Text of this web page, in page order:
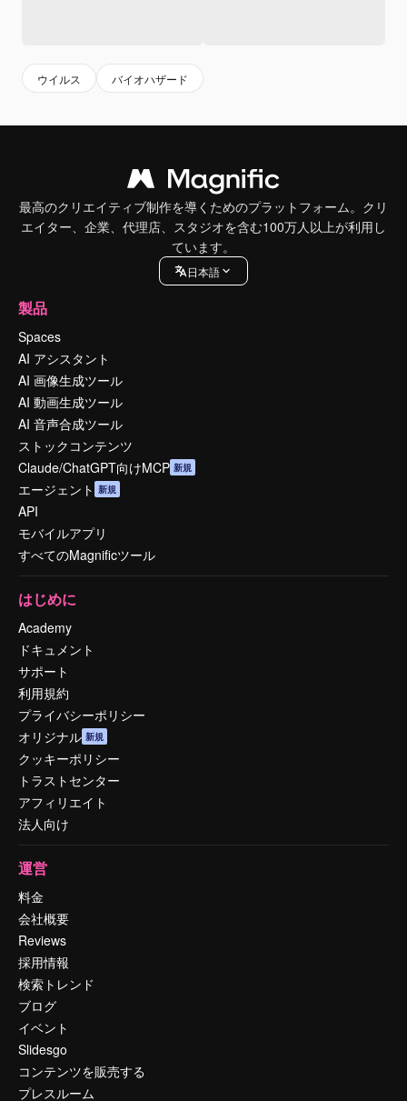
ウイルス バイオハザード
最高のクリエイティブ制作を導くためのプラットフォーム。クリ
エイター、企業、代理店、スタジオを含む100万人以上が利用し
ています。
日本語
製品
Spaces
AI アシスタント
AI 画像生成ツール
AI 動画生成ツール
AI 音声合成ツール
ストックコンテンツ
Claude/ChatGPT向けMCP 新規
エージェント 新規
API
モバイルアプリ
すべてのMagnificツール
はじめに
Academy
ドキュメント
サポート
利用規約
プライバシーポリシー
オリジナル 新規
クッキーポリシー
トラストセンター
アフィリエイト
法人向け
運営
料金
会社概要
Reviews
採用情報
検索トレンド
ブログ
イベント
Slidesgo
コンテンツを販売する
プレスルーム